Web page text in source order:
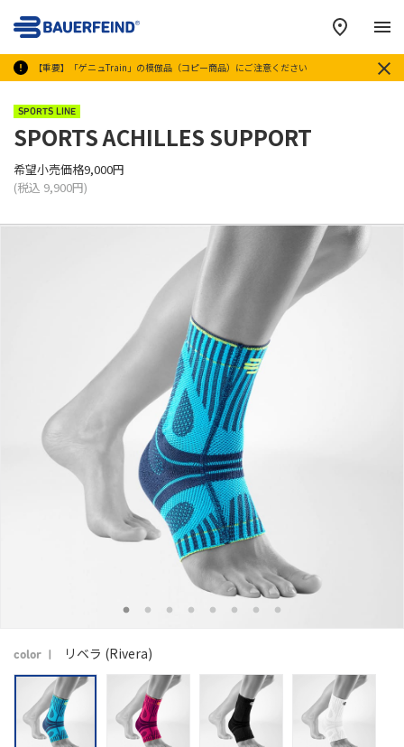
【重要】「ゲニュTrain」の模倣品（コピー商品）にご注意ください
メ
SPORTS LINE
SPORTS ACHILLES SUPPORT
希望小売価格9,000円
(税込 9,900円)
color リベラ (Rivera)